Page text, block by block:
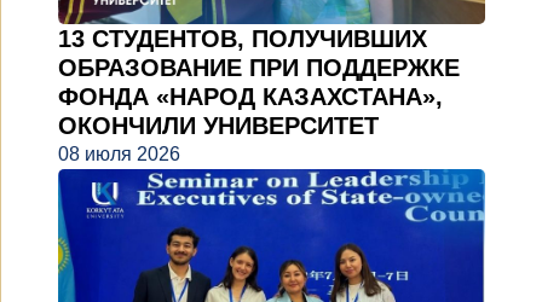
13 СТУДЕНТОВ, ПОЛУЧИВШИХ
ОБРАЗОВАНИЕ ПРИ ПОДДЕРЖКЕ
ФОНДА «НАРОД КАЗАХСТАНА»,
ОКОНЧИЛИ УНИВЕРСИТЕТ
08 июля 2026